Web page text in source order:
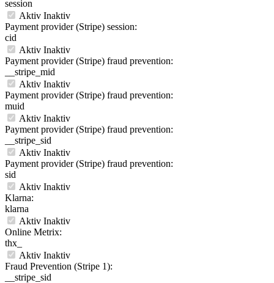
session
Aktiv Inaktiv
Payment provider (Stripe) session:
cid
Aktiv Inaktiv
Payment provider (Stripe) fraud prevention:
__stripe_mid
Aktiv Inaktiv
Payment provider (Stripe) fraud prevention:
muid
Aktiv Inaktiv
Payment provider (Stripe) fraud prevention:
__stripe_sid
Aktiv Inaktiv
Payment provider (Stripe) fraud prevention:
sid
Aktiv Inaktiv
Klarna:
klarna
Aktiv Inaktiv
Online Metrix:
thx_
Aktiv Inaktiv
Fraud Prevention (Stripe 1):
__stripe_sid